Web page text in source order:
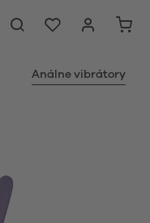
Análne vibrátory